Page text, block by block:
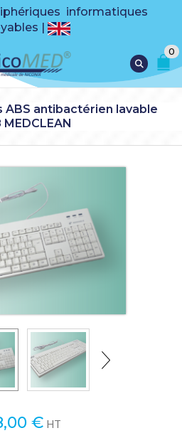
informatiques
|
0
ABS antibactérien lavable
MEDCLEAN
€ HT